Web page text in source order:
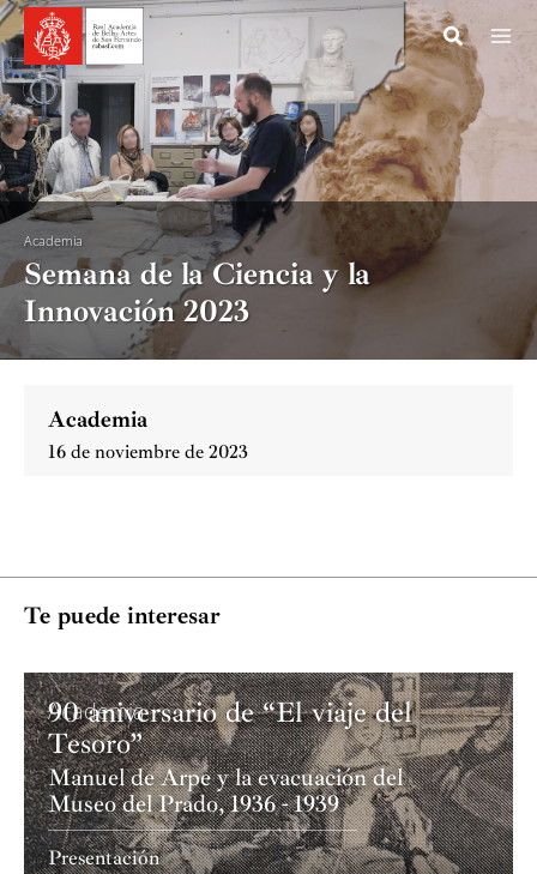
Ir
al
contenido
Academia
Semana de la Ciencia y la
Innovación 2023
Academia
16 de noviembre de 2023
Te puede interesar
Academia
90 aniversario de “El viaje del
Tesoro”
Manuel de Arpe y la evacuación del
Museo del Prado, 1936 - 1939
Presentación